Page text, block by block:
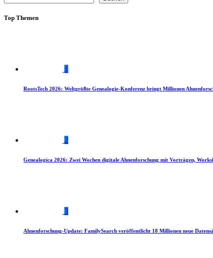
Top Themen
1
RootsTech 2026: Weltgrößte Genealogie-Konferenz bringt Millionen
2
Genealogica 2026: Zwei Wochen digitale Ahnenforschung mit Vorträgen,
3
Ahnenforschung-Update: FamilySearch veröffentlicht 18 Millionen neue